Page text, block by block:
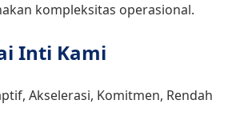
kompleksitas operasional.
Inti Kami
Akselerasi, Komitmen, Rendah